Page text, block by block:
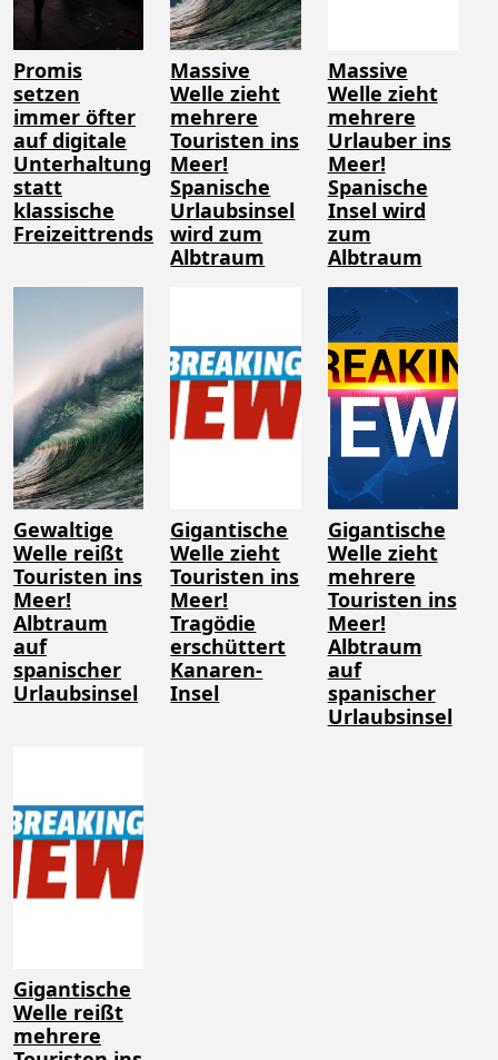
Promis
setzen
immer öfter
auf digitale
Unterhaltung
statt
klassische
Freizeittrends
Massive
Welle zieht
mehrere
Touristen ins
Meer!
Spanische
Urlaubsinsel
wird zum
Albtraum
Massive
Welle zieht
mehrere
Urlauber ins
Meer!
Spanische
Insel wird
zum
Albtraum
Gewaltige
Welle reißt
Touristen ins
Meer!
Albtraum
auf
spanischer
Urlaubsinsel
Gigantische
Welle zieht
Touristen ins
Meer!
Tragödie
erschüttert
Kanaren-
Insel
Gigantische
Welle zieht
mehrere
Touristen ins
Meer!
Albtraum
auf
spanischer
Urlaubsinsel
Gigantische
Welle reißt
mehrere